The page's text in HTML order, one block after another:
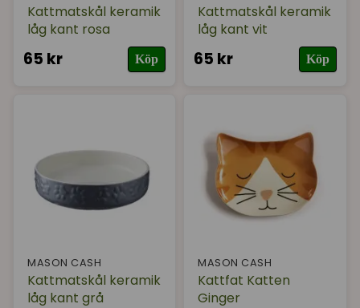
Kattmatskål keramik
låg kant rosa
65 kr Köp
Kattmatskål keramik
låg kant vit
65 kr Köp
MASON CASH
Kattmatskål keramik
låg kant grå
MASON CASH
Kattfat Katten
Ginger